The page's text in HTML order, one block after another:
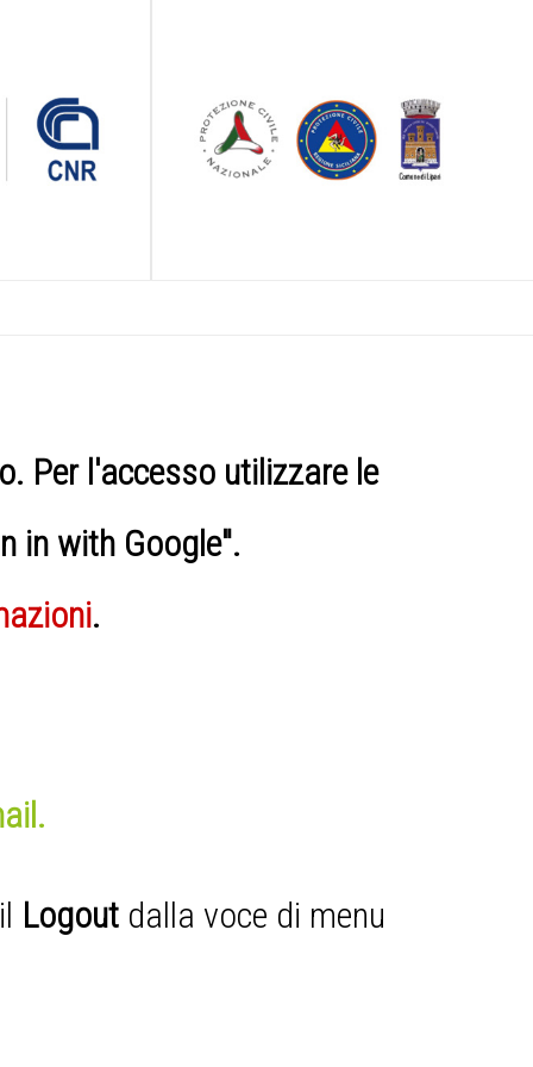
Per l'accesso utilizzare le
in with Google".
.
Logout dalla voce di menu